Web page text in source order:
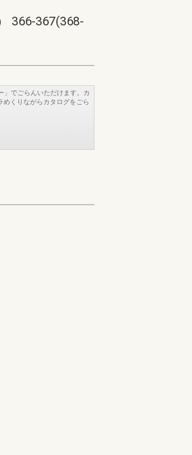
366-367(368-
」でごらんいただけます。カ
めくりながらカタログをごら